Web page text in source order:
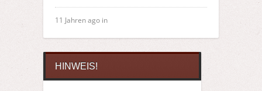
11 Jahren ago in
HINWEIS!